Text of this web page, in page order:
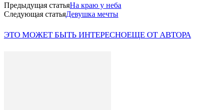
Предыдущая статьяНа краю у неба
Следующая статьяДевушка мечты
ЭТО МОЖЕТ БЫТЬ ИНТЕРЕСНОЕЩЕ ОТ АВТОРА